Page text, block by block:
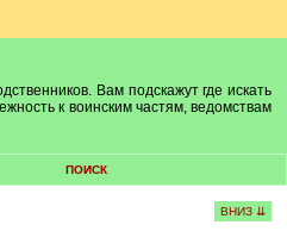
Вам подскажут где искать
к воинским частям, ведомствам
ПОИСК
ВНИЗ ⇊